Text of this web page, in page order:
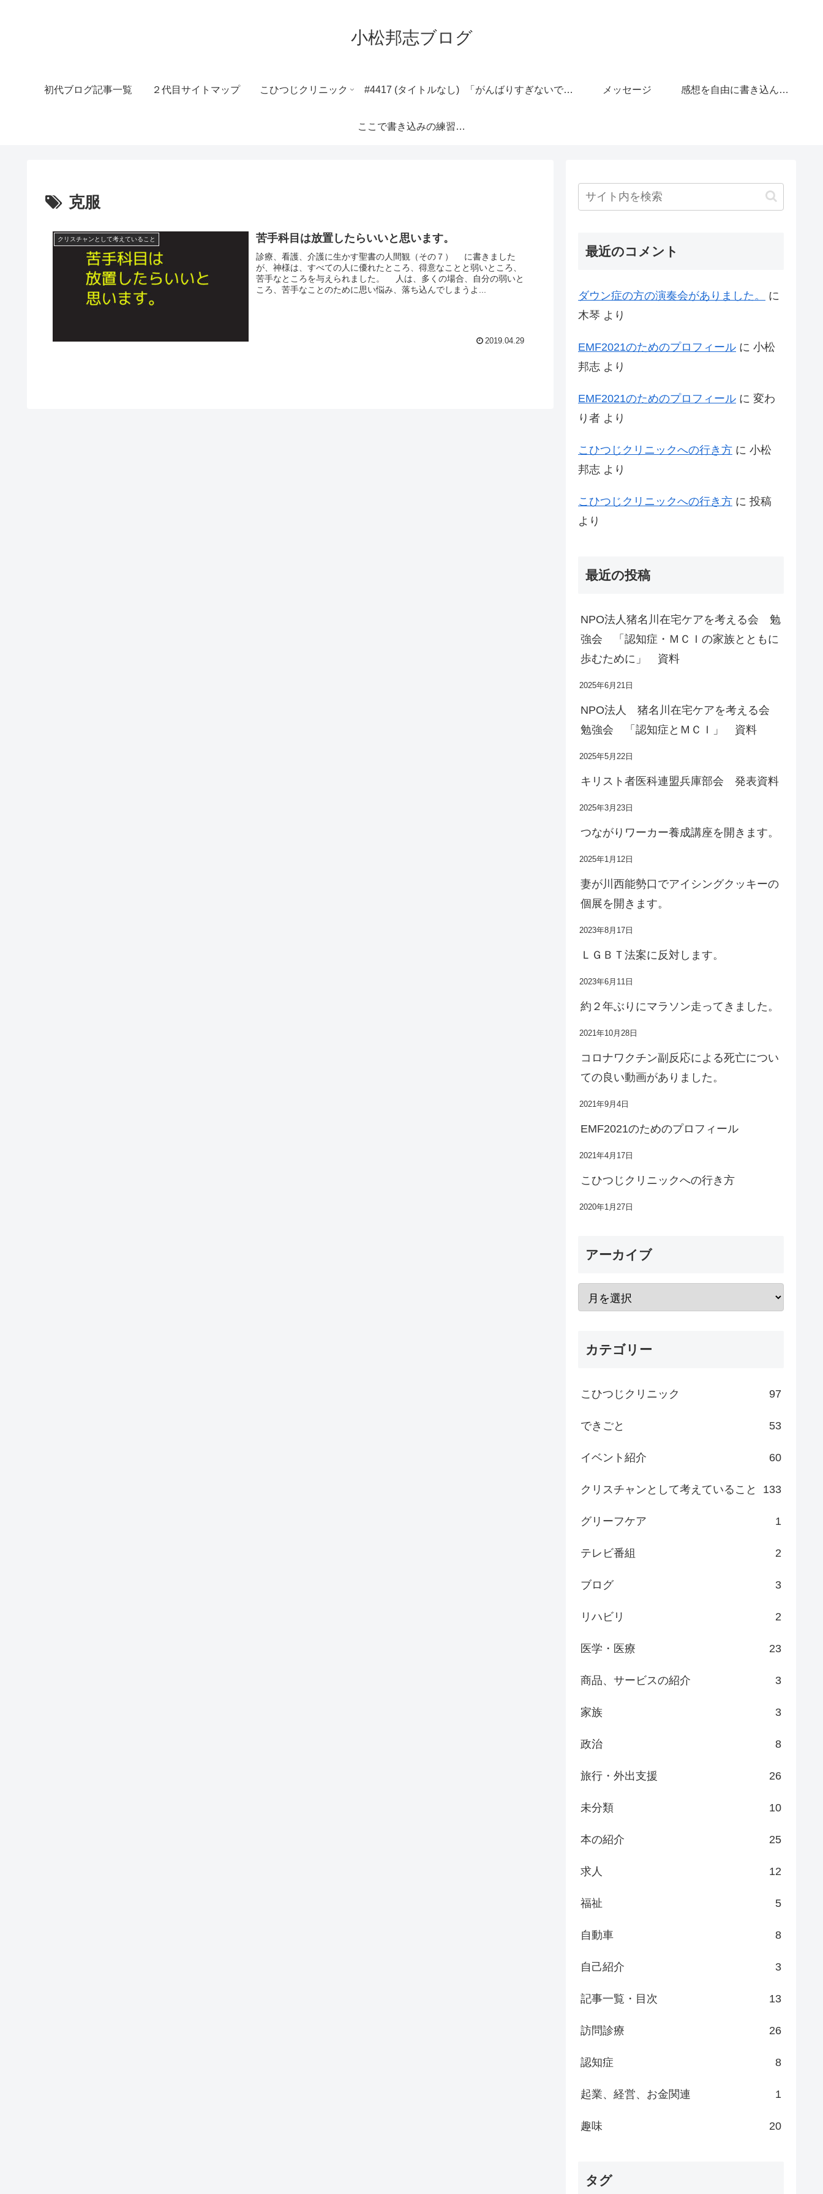
小松邦志ブログ
初代ブログ記事一覧 ２代目サイトマップ こひつじクリニック #4417 (タイトルなし) 「がんばりすぎないで」の広場 メッセージ 感想を自由に書き込んで下さい。
ここで書き込みの練習ができます。
克服
クリスチャンとして考えていること 苦手科目は放置したらいいと思います。
診療、看護、介護に生かす聖書の人間観（その７） に書きました
が、神様は、すべての人に優れたところ、得意なことと弱いところ、
苦手なところを与えられました。 人は、多くの場合、自分の弱いと
ころ、苦手なことのために思い悩み、落ち込んでしまうよ...
2019.04.29
最近のコメント
ダウン症の方の演奏会がありました。
に
木琴 より
EMF2021のためのプロフィール に 小松
邦志 より
EMF2021のためのプロフィール に 変わ
り者 より
こひつじクリニックへの行き方 に 小松
邦志 より
こひつじクリニックへの行き方 に 投稿
より
最近の投稿
NPO法人猪名川在宅ケアを考える会 勉
強会 「認知症・ＭＣＩの家族とともに
歩むために」 資料
2025年6月21日
NPO法人 猪名川在宅ケアを考える会
勉強会 「認知症とＭＣＩ」 資料
2025年5月22日
キリスト者医科連盟兵庫部会 発表資料
2025年3月23日
つながりワーカー養成講座を開きます。
2025年1月12日
妻が川西能勢口でアイシングクッキーの
個展を開きます。
2023年8月17日
ＬＧＢＴ法案に反対します。
2023年6月11日
約２年ぶりにマラソン走ってきました。
2021年10月28日
コロナワクチン副反応による死亡につい
ての良い動画がありました。
2021年9月4日
EMF2021のためのプロフィール
2021年4月17日
こひつじクリニックへの行き方
2020年1月27日
アーカイブ
カテゴリー
こひつじクリニック 97
できごと 53
イベント紹介 60
クリスチャンとして考えていること 133
グリーフケア 1
テレビ番組 2
ブログ 3
リハビリ 2
医学・医療 23
商品、サービスの紹介 3
家族 3
政治 8
旅行・外出支援 26
未分類 10
本の紹介 25
求人 12
福祉 5
自動車 8
自己紹介 3
記事一覧・目次 13
訪問診療 26
認知症 8
起業、経営、お金関連 1
趣味 20
タグ